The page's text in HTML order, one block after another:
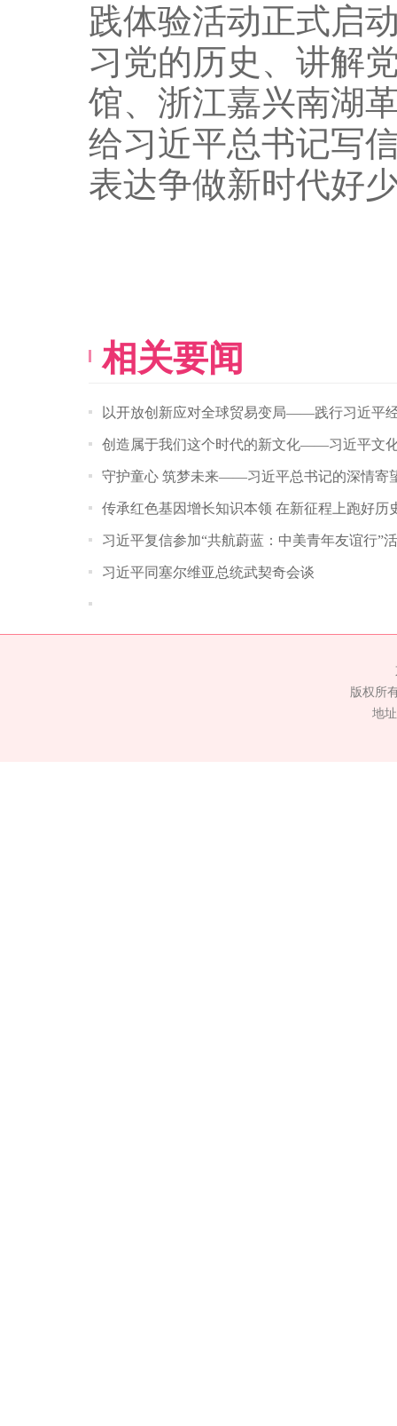
践体验活动正式启
习党的历史、讲解
馆、浙江嘉兴南湖
给习近平总书记写
表达争做新时代好
相关要闻
以开放创新应对全球贸易变局——践行习近平
创造属于我们这个时代的新文化——习近平文
守护童心 筑梦未来——习近平总书记的深情寄
传承红色基因增长知识本领 在新征程上跑好历
习近平复信参加“共航蔚蓝：中美青年友谊行”
习近平同塞尔维亚总统武契奇会谈
版权所
地